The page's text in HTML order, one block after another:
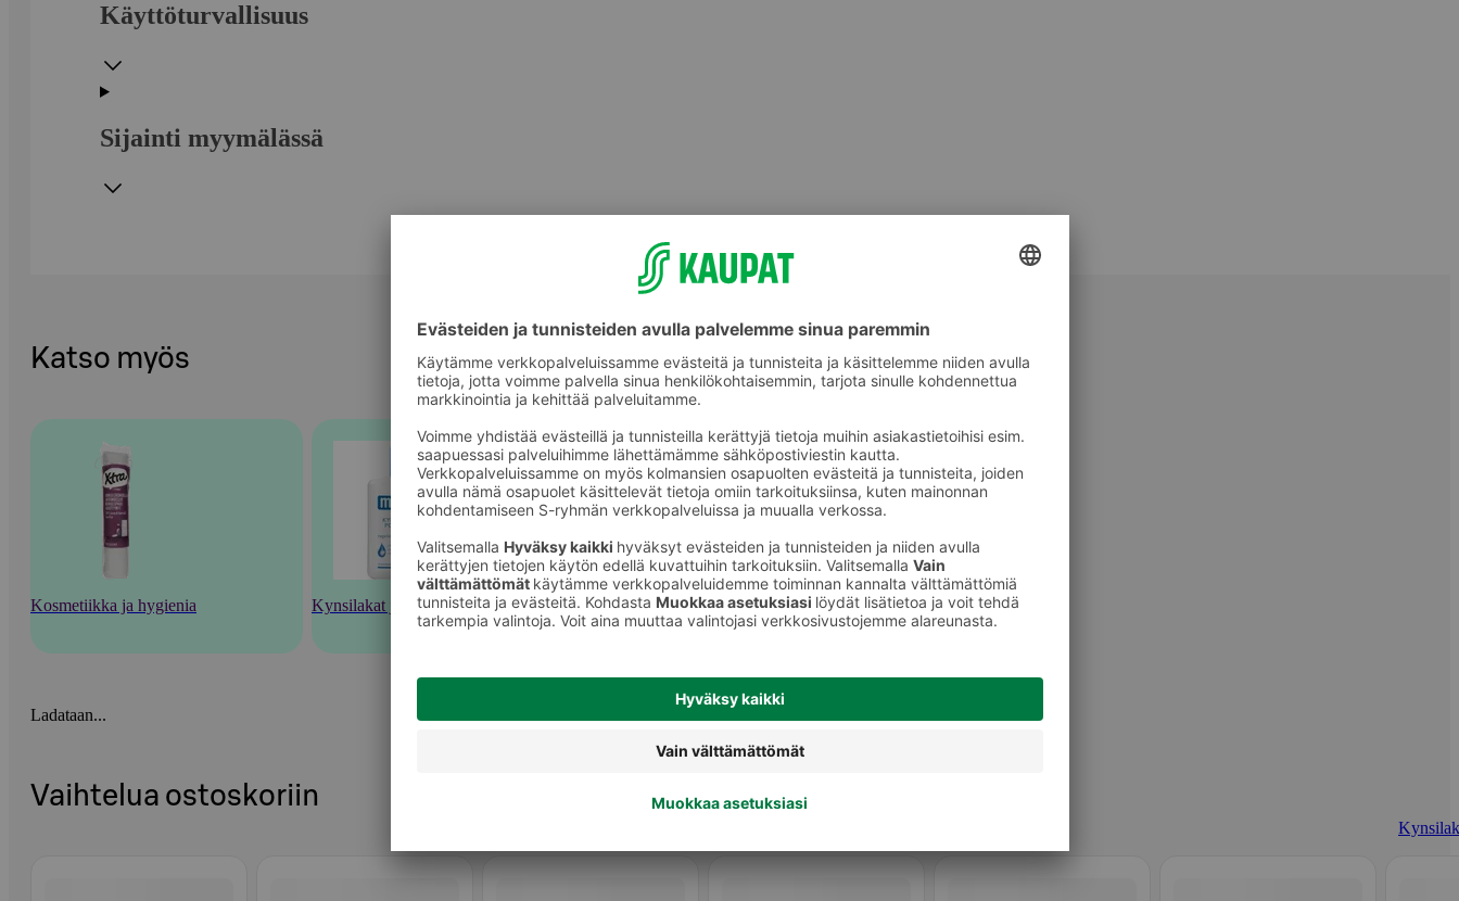
Käyttöturvallisuus
Sijainti myymälässä
Katso myös
Kosmetiikka ja hygienia Kynsilakat ja kynsienhoito Kynsilakat
Ladataan...
Vaihtelua ostoskoriin